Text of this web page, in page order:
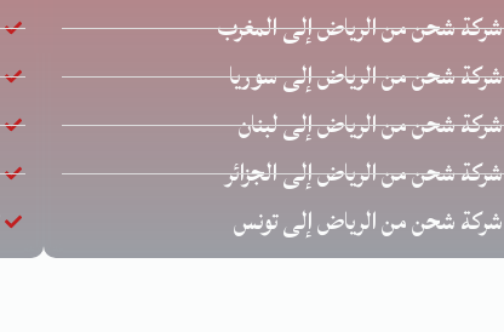
شركة شحن من الرياض إلى المغرب
شركة شحن من الرياض إلى سوريا
شركة شحن من الرياض إلى لبنان
شركة شحن من الرياض إلى الجزائر
شركة شحن من الرياض إلى تونس